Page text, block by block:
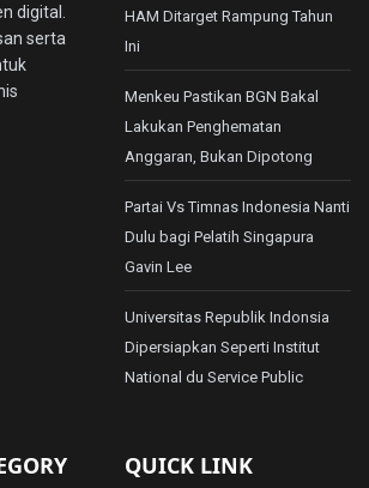
digital.
serta
HAM Ditarget Rampung Tahun
Ini
Menkeu Pastikan BGN Bakal
Lakukan Penghematan
Anggaran, Bukan Dipotong
Partai Vs Timnas Indonesia Nanti
Dulu bagi Pelatih Singapura
Gavin Lee
Universitas Republik Indonsia
Dipersiapkan Seperti Institut
National du Service Public
QUICK LINK